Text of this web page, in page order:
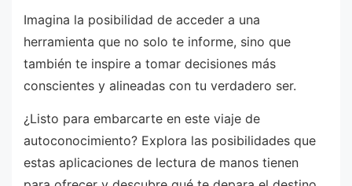
Imagina la posibilidad de acceder a una
herramienta que no solo te informe, sino que
también te inspire a tomar decisiones más
conscientes y alineadas con tu verdadero ser.
¿Listo para embarcarte en este viaje de
autoconocimiento? Explora las posibilidades que
estas aplicaciones de lectura de manos tienen